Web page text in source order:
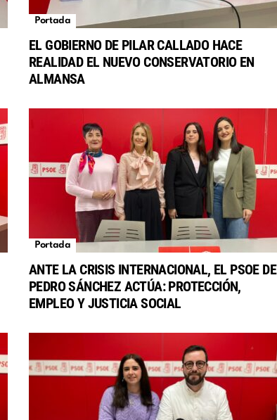
Portada
EL GOBIERNO DE PILAR CALLADO HACE
REALIDAD EL NUEVO CONSERVATORIO EN
ALMANSA
Portada
ANTE LA CRISIS INTERNACIONAL, EL PSOE DE
PEDRO SÁNCHEZ ACTÚA: PROTECCIÓN,
EMPLEO Y JUSTICIA SOCIAL